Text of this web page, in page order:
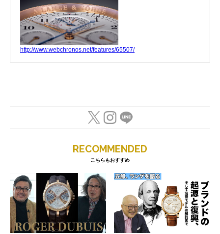
http://www.webchronos.net/features/65507/
RECOMMENDED
こちらもおすすめ